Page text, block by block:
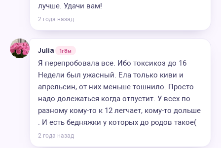
лучше. Удачи вам!
2 года назад
Julia 1г8м
Я перепробовала все. Ибо токсикоз до 16
Недели был ужасный. Ела только киви и
апрельсин, от них меньше тошнило. Просто
надо долежаться когда отпустит. У всех по
разному кому-то к 12 легчает, кому-то дольше
. И есть бедняжки у которых до родов такое(
2 года назад